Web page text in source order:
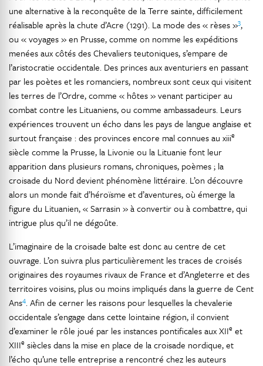
une alternative à la reconquête de la Terre sainte, difficilement
réalisable après la chute d’Acre (1291). La mode des « rèses »3,
ou « voyages » en Prusse, comme on nomme les expéditions
menées aux côtés des Chevaliers teutoniques, s’empare de
l’aristocratie occidentale. Des princes aux aventuriers en passant
par les poètes et les romanciers, nombreux sont ceux qui visitent
les terres de l’Ordre, comme « hôtes » venant participer au
combat contre les Lituaniens, ou comme ambassadeurs. Leurs
expériences trouvent un écho dans les pays de langue anglaise et
surtout française : des provinces encore mal connues au xiiie
siècle comme la Prusse, la Livonie ou la Lituanie font leur
apparition dans plusieurs romans, chroniques, poèmes ; la
croisade du Nord devient phénomène littéraire. L’on découvre
alors un monde fait d’héroïsme et d’aventures, où émerge la
figure du Lituanien, « Sarrasin » à convertir ou à combattre, qui
intrigue plus qu’il ne dégoûte.
L’imaginaire de la croisade balte est donc au centre de cet
ouvrage. L’on suivra plus particulièrement les traces de croisés
originaires des royaumes rivaux de France et d’Angleterre et des
territoires voisins, plus ou moins impliqués dans la guerre de Cent
Ans4. Afin de cerner les raisons pour lesquelles la chevalerie
occidentale s’engage dans cette lointaine région, il convient
d’examiner le rôle joué par les instances pontificales aux XIIe et
XIIIe siècles dans la mise en place de la croisade nordique, et
l’écho qu’une telle entreprise a rencontré chez les auteurs